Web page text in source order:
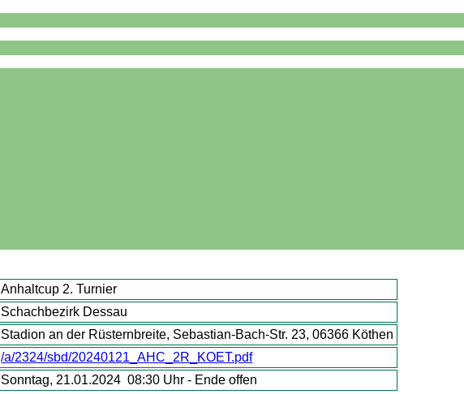
Anhaltcup 2. Turnier
Schachbezirk Dessau
Stadion an der Rüsternbreite, Sebastian-Bach-Str. 23, 06366 Köthen
/a/2324/sbd/20240121_AHC_2R_KOET.pdf
Sonntag, 21.01.2024 08:30 Uhr - Ende offen